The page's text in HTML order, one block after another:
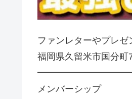
ファンレターやプレ
福岡県久留米市国分町
メンバーシップ